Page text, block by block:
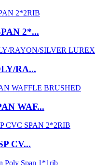
2*...
RA...
WAF...
CV...